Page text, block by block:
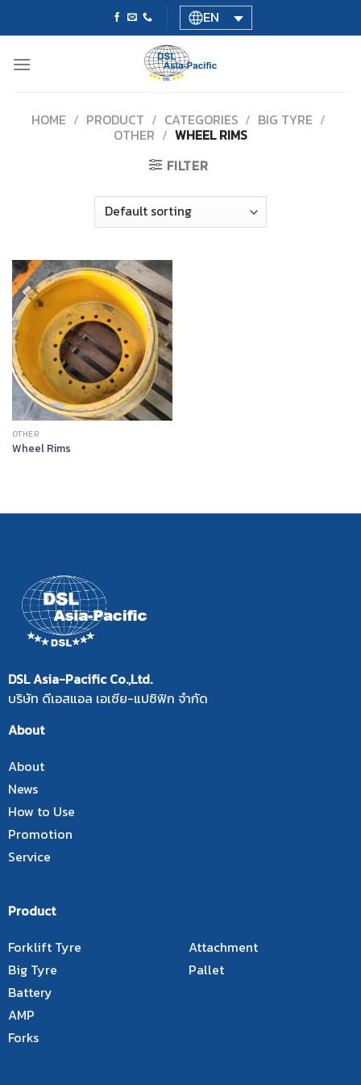
EN
HOME / PRODUCT / CATEGORIES / BIG TYRE /
OTHER / WHEEL RIMS
FILTER
OTHER
Wheel Rims
DSL Asia-Pacific Co.,Ltd.
บริษัท ดีเอสแอล เอเซีย-แปซิฟิก จำกัด
About
About
News
How to Use
Promotion
Service
Product
Forklift Tyre
Big Tyre
Battery
AMP
Forks
Attachment
Pallet